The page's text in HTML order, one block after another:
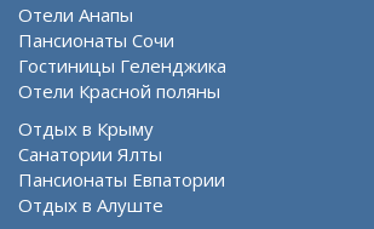
Отели Анапы
Пансионаты Сочи
Гостиницы Геленджика
Отели Красной поляны
Отдых в Крыму
Санатории Ялты
Пансионаты Евпатории
Отдых в Алуште